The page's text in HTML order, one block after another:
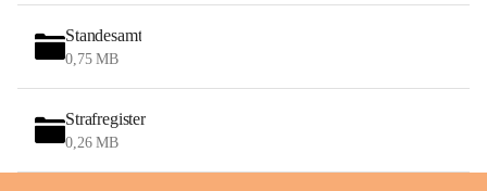
Standesamt
0,75 MB
Strafregister
0,26 MB